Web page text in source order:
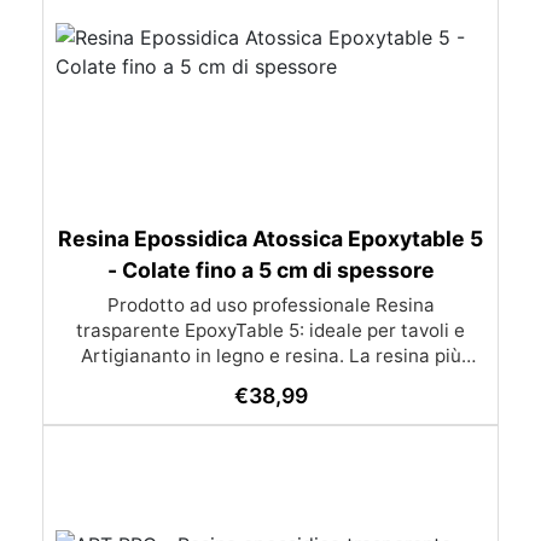
Resina Epossidica Atossica Epoxytable 5
- Colate fino a 5 cm di spessore
Prodotto ad uso professionale Resina
trasparente EpoxyTable 5: ideale per tavoli e
Artigiananto in legno e resina. La resina più
perfetta per colate di alto spessore fino a 5 cm.
Applicazioni Principali: Realizzazione di tavoli in
monete, pietre, ecc) Colate riempitive in
€38,99